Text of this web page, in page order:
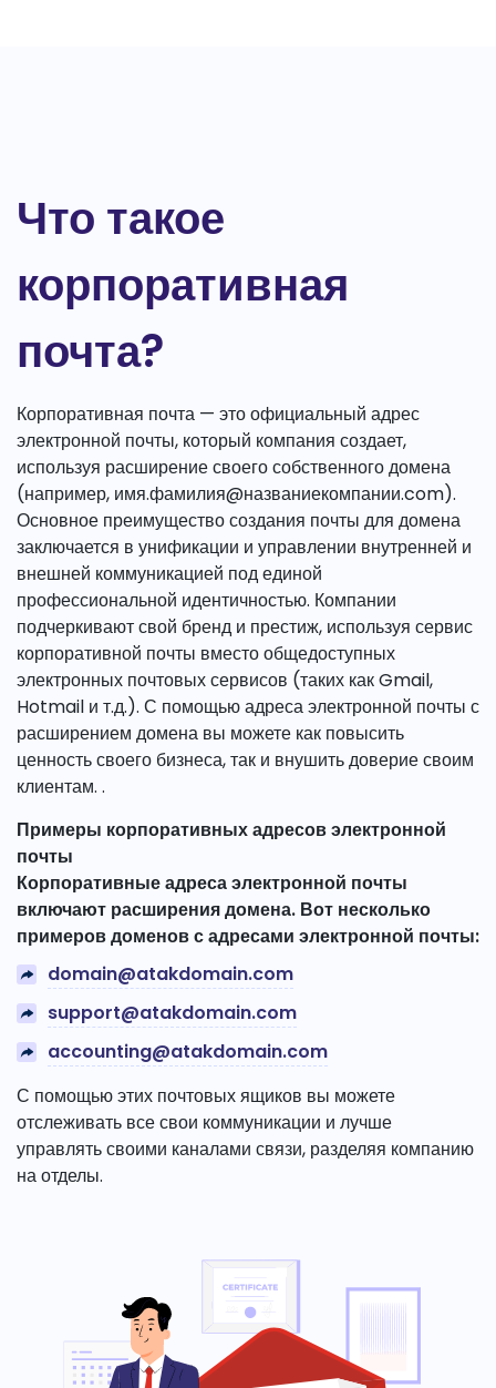
Что такое
корпоративная
почта?
Корпоративная почта — это официальный адрес
электронной почты, который компания создает,
используя расширение своего собственного домена
(например, имя.фамилия@названиекомпании.com).
Основное преимущество создания почты для домена
заключается в унификации и управлении внутренней и
внешней коммуникацией под единой
профессиональной идентичностью. Компании
подчеркивают свой бренд и престиж, используя сервис
корпоративной почты вместо общедоступных
электронных почтовых сервисов (таких как Gmail,
Hotmail и т.д.). С помощью адреса электронной почты с
расширением домена вы можете как повысить
ценность своего бизнеса, так и внушить доверие своим
клиентам. .
Примеры корпоративных адресов электронной
почты
Корпоративные адреса электронной почты
включают расширения домена. Вот несколько
примеров доменов с адресами электронной почты:
domain@atakdomain.com
support@atakdomain.com
accounting@atakdomain.com
С помощью этих почтовых ящиков вы можете
отслеживать все свои коммуникации и лучше
управлять своими каналами связи, разделяя компанию
на отделы.